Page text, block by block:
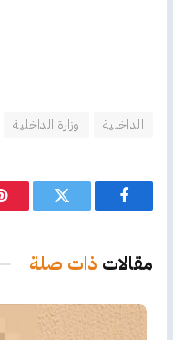
الداخلية وزارة الداخلية
فيسبوك تويتر
مقالات ذات صلة